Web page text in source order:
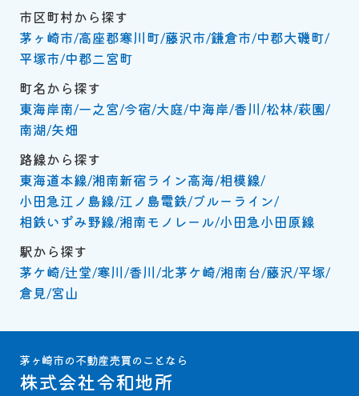
市区町村から探す
茅ヶ崎市 高座郡寒川町 藤沢市 鎌倉市 中郡大磯町
平塚市 中郡二宮町
町名から探す
東海岸南 一之宮 今宿 大庭 中海岸 香川 松林 萩園
南湖 矢畑
路線から探す
東海道本線 湘南新宿ライン高海 相模線
小田急江ノ島線 江ノ島電鉄 ブルーライン
相鉄いずみ野線 湘南モノレール 小田急小田原線
駅から探す
茅ケ崎 辻堂 寒川 香川 北茅ケ崎 湘南台 藤沢 平塚
倉見 宮山
茅ヶ崎市の不動産売買のことなら
株式会社令和地所